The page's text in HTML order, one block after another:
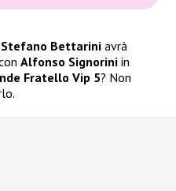
Stefano Bettarini avrà
Alfonso Signorini in
Fratello Vip 5? Non